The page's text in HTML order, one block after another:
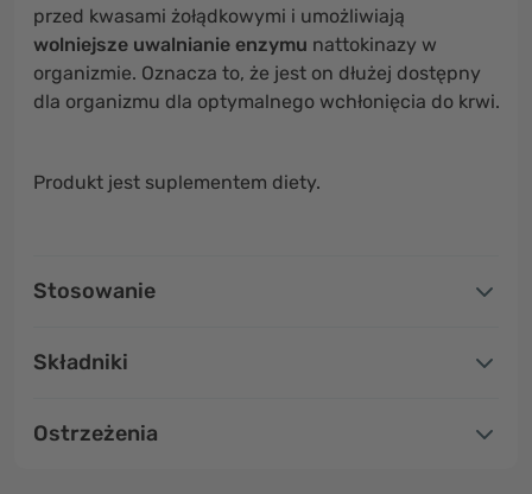
przed kwasami żołądkowymi i umożliwiają
wolniejsze uwalnianie enzymu nattokinazy w
organizmie. Oznacza to, że jest on dłużej dostępny
dla organizmu dla optymalnego wchłonięcia do krwi.
Produkt jest suplementem diety.
Stosowanie
Składniki
Ostrzeżenia